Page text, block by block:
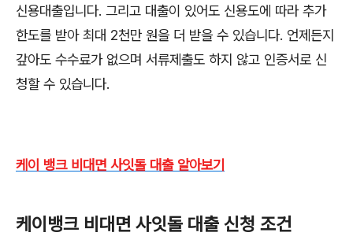
신용대출입니다. 그리고 대출이 있어도 신용도에 따라 추가
한도를 받아 최대 2천만 원을 더 받을 수 있습니다. 언제든지
갚아도 수수료가 없으며 서류제출도 하지 않고 인증서로 신
청할 수 있습니다.
케이 뱅크 비대면 사잇돌 대출 알아보기
케이뱅크 비대면 사잇돌 대출 신청 조건